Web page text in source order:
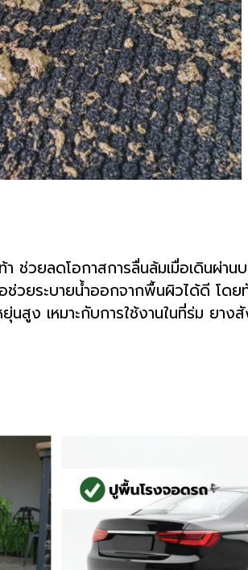
ช่วยลดโอกาสการลื่นล้มเมื่อเดินผ่าน
วยระบายน้ำออกจากพื้นผิวได้ดี โดย
สูง เหมาะกับการใช้งานในที่ร่ม ยาง